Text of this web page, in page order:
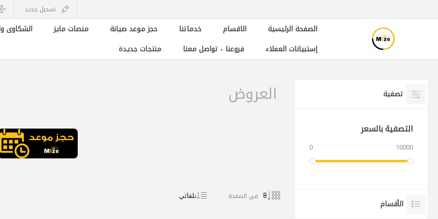
تسجيل جديد
الصفحة الرئيسية الاقسام خدماتنا حجز موعد صيانة منصات مايز
الشكاوى
إستبيانات العملاء
فروعنا - تواصل معنا منتجات جديدة
العروض
في الصفحة
تصفية
التصفية بالسعر
0 10000
الأقسام